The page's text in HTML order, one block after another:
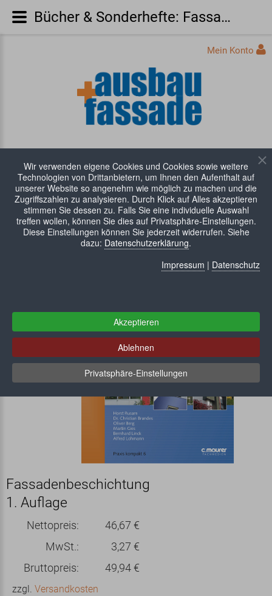
WARENKORB:0 Artikel
Mein Konto
Fassadenbeschichtung
1. Auflage
Nettopreis:
46,67 €
MwSt.:
3,27 €
Bruttopreis:
49,94 €
zzgl. Versandkosten
Bücher & Sonderhefte: Fassadenbeschichtung 1. Auflage
Wir verwenden eigene Cookies und Cookies sowie weitere
Technologien von Drittanbietern, um Ihnen den Aufenthalt auf
unserer Website so angenehm wie möglich zu machen und die
Zugriffszahlen zu analysieren. Durch Klick auf Alles akzeptieren
stimmen Sie dessen zu. Falls Sie eine individuelle Auswahl
treffen wollen, können Sie dies auf Privatsphäre-Einstellungen.
Diese Einstellungen können Sie jederzeit widerrufen. Siehe
dazu: Datenschutzerklärung.
Impressum | Datenschutz
Akzeptieren
Ablehnen
Privatsphäre-Einstellungen